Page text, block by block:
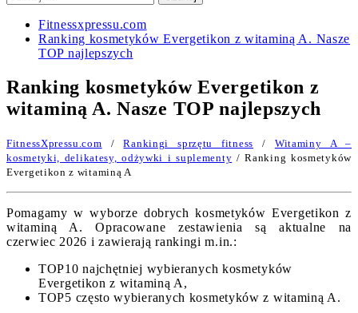
Fitnessxpressu.com
Ranking kosmetyków Evergetikon z witaminą A. Nasze
TOP najlepszych
Ranking kosmetyków Evergetikon z
witaminą A. Nasze TOP najlepszych
FitnessXpressu.com /Rankingi sprzętu fitness / Witaminy A –
kosmetyki, delikatesy, odżywki i suplementy / Ranking kosmetyków
Evergetikon z witaminą A
Pomagamy w wyborze dobrych kosmetyków Evergetikon z
witaminą A. Opracowane zestawienia są aktualne na
czerwiec 2026 i zawierają rankingi m.in.:
TOP10 najchętniej wybieranych kosmetyków
Evergetikon z witaminą A,
TOP5 często wybieranych kosmetyków z witaminą A.